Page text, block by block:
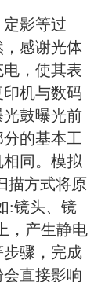
影等过
感谢光体
，使其表
机与数码
鼓曝光前
的基本工
同。模拟
描方式将原
:镜头、镜
，产生静电
骤，完成
直接影响